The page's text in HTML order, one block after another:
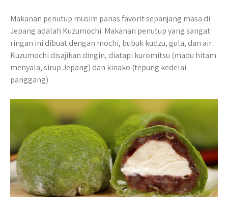
Makanan penutup musim panas favorit sepanjang masa di
Jepang adalah Kuzumochi. Makanan penutup yang sangat
ringan ini dibuat dengan mochi, bubuk kudzu, gula, dan air.
Kuzumochi disajikan dingin, diatapi kuromitsu (madu hitam
menyala, sirup Jepang) dan kinako (tepung kedelai
panggang).